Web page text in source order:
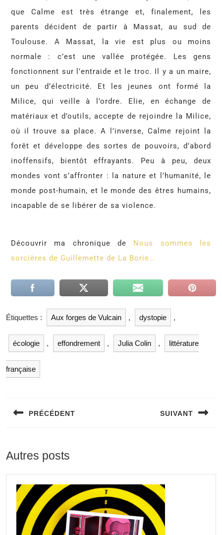
que Calme est très étrange et, finalement, les
parents décident de partir à Massat, au sud de
Toulouse. A Massat, la vie est plus ou moins
normale : c’est une vallée protégée. Les gens
fonctionnent sur l’entraide et le troc. Il y a un maire,
un peu d’électricité. Et les jeunes ont formé la
Milice, qui veille à l’ordre. Elie, en échange de
matériaux et d’outils, accepte de rejoindre la Milice,
où il trouve sa place. A l’inverse, Calme rejoint la
forêt et développe des sortes de pouvoirs, d’abord
inoffensifs, bientôt effrayants. Peu à peu, deux
mondes vont s’affronter : la nature et l’humanité, le
monde post-humain, et le monde des êtres humains,
incapable de se libérer de sa violence.
Découvrir ma chronique de Nous sommes les
sorcières de Guillemette de La Borie…
Étiquettes : Aux forges de Vulcain , dystopie ,
écologie , effondrement , Julia Colin , littérature
française
PRÉCÉDENT SUIVANT
Autres posts